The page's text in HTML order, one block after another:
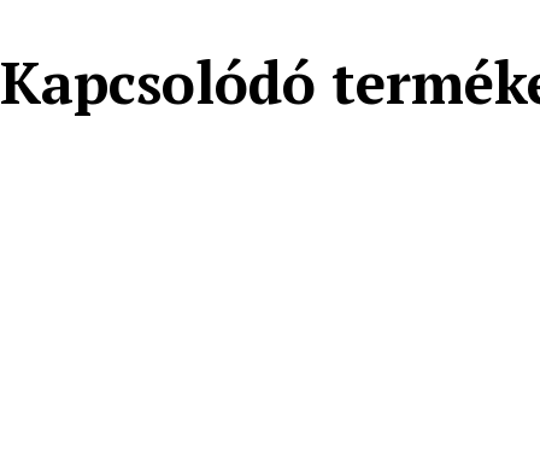
Kapcsolódó